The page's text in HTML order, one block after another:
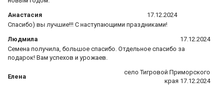
Анастасия
17.12.2024
Спасибо) вы лучшие!!! С наступающими праздниками!
Людмила
17.12.2024
Семена получила, большое спасибо. Отдельное спасибо за
подарок! Вам успехов и урожаев.
Елена
село Тигровой Приморского
края 17.12.2024